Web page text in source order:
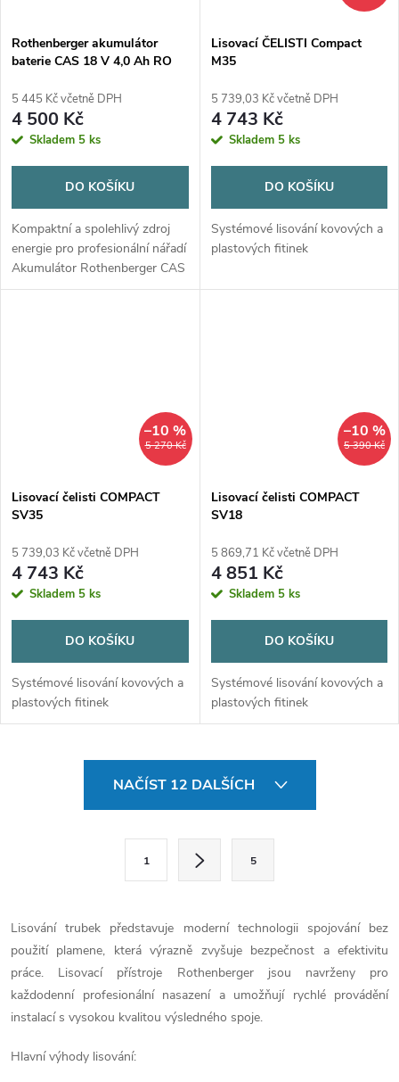
Rothenberger akumulátor
baterie CAS 18 V 4,0 Ah RO
5 445 Kč včetně DPH
4 500 Kč
Skladem 5 ks
DO KOŠÍKU
Kompaktní a spolehlivý zdroj
energie pro profesionální nářadí
Akumulátor Rothenberger CAS
18 V / 2,0 Ah Li-Power je určen
Lisovací ČELISTI Compact
M35
5 739,03 Kč včetně DPH
4 743 Kč
Skladem 5 ks
DO KOŠÍKU
Systémové lisování kovových a
plastových fitinek
5 270 Kč
–10 %
Lisovací čelisti COMPACT
SV35
5 739,03 Kč včetně DPH
4 743 Kč
Skladem 5 ks
DO KOŠÍKU
Systémové lisování kovových a
plastových fitinek
5 390 Kč
–10 %
Lisovací čelisti COMPACT
SV18
5 869,71 Kč včetně DPH
4 851 Kč
Skladem 5 ks
DO KOŠÍKU
Systémové lisování kovových a
plastových fitinek
d
a
c
í
p
NAČÍST 12 DALŠÍCH
á
n
k
o
v
á
1 5
Lisování trubek představuje moderní technologii spojování bez
použití plamene, která výrazně zvyšuje bezpečnost a efektivitu
práce. Lisovací přístroje Rothenberger jsou navrženy pro
každodenní profesionální nasazení a umožňují rychlé provádění
instalací s vysokou kvalitou výsledného spoje.
Hlavní výhody lisování: